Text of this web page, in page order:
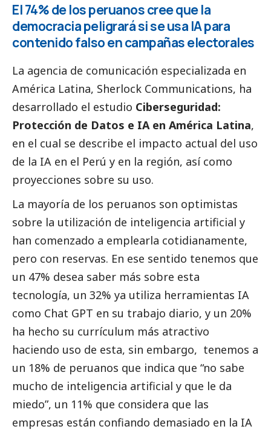
El 74% de los peruanos cree que la
democracia peligrará si se usa IA para
contenido falso en campañas electorales
La agencia de comunicación especializada en
América Latina, Sherlock Communications, ha
desarrollado el estudio Ciberseguridad:
Protección de Datos e IA en América Latina,
en el cual se describe el impacto actual del uso
de la IA en el Perú y en la región, así como
proyecciones sobre su uso.
La mayoría de los peruanos son optimistas
sobre la utilización de inteligencia artificial y
han comenzado a emplearla cotidianamente,
pero con reservas. En ese sentido tenemos que
un 47% desea saber más sobre esta
tecnología, un 32% ya utiliza herramientas IA
como Chat GPT en su trabajo diario, y un 20%
ha hecho su currículum más atractivo
haciendo uso de esta, sin embargo, tenemos a
un 18% de peruanos que indica que “no sabe
mucho de inteligencia artificial y que le da
miedo”, un 11% que considera que las
empresas están confiando demasiado en la IA